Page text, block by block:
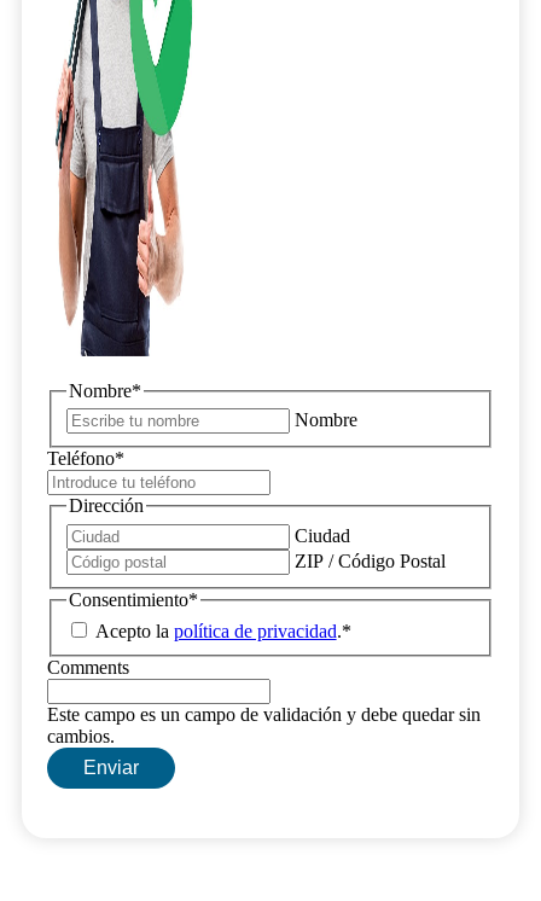
Nombre*
Nombre
Teléfono*
Dirección
Ciudad
ZIP / Código Postal
Consentimiento*
Acepto la política de privacidad.*
Comments
Este campo es un campo de validación y debe quedar sin
cambios.